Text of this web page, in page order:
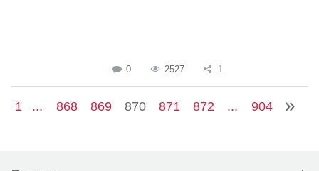
0 2527 1
1 ... 868 869 870 871 872 ... 904